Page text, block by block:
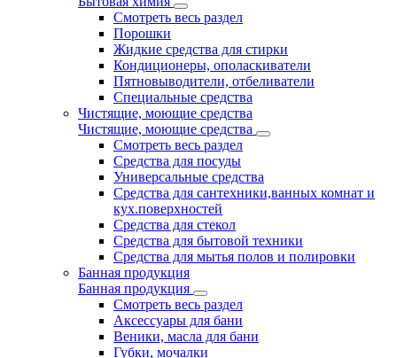
Смотреть весь раздел
Порошки
Жидкие средства для стирки
Кондиционеры, ополаскиватели
Пятновыводители, отбеливатели
Специальные средства
Чистящие, моющие средства
Чистящие, моющие средства
Смотреть весь раздел
Средства для посуды
Универсальные средства
Средства для сантехники,ванных комнат и
кух.поверхностей
Средства для стекол
Средства для бытовой техники
Средства для мытья полов и полировки
Банная продукция
Банная продукция
Смотреть весь раздел
Аксессуары для бани
Веники, масла для бани
Губки, мочалки